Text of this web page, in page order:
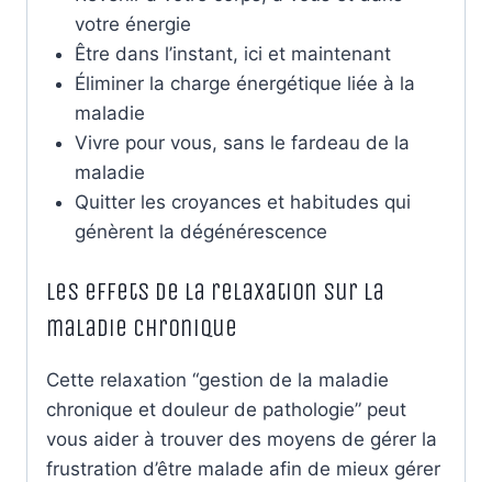
votre énergie
Être dans l’instant, ici et maintenant
Éliminer la charge énergétique liée à la
maladie
Vivre pour vous, sans le fardeau de la
maladie
Quitter les croyances et habitudes qui
génèrent la dégénérescence
Les effets de la relaxation sur la
maladie chronique
Cette relaxation “gestion de la maladie
chronique et douleur de pathologie” peut
vous aider à trouver des moyens de gérer la
frustration d’être malade afin de mieux gérer